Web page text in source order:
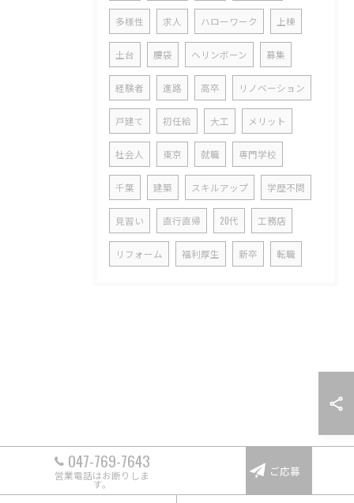
多様性 求人 ハローワーク 上棟
土台 腰袋 ヘリンボーン 募集
経験者 進路 高卒 リノベーション
戸建て 初任給 大工 メリット
社会人 東京 就職 専門学校
千葉 建築 スキルアップ 学歴不問
見習い 直行直帰 20代 工務店
リフォーム 福利厚生 新卒 転職
047-769-7643
営業電話はお断りしま
す。
ご応募